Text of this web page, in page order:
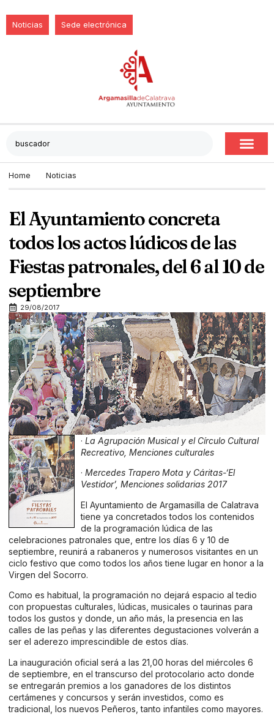
Noticias Sede electrónica
Home Noticias
El Ayuntamiento concreta
todos los actos lúdicos de las
Fiestas patronales, del 6 al 10 de
septiembre
29/08/2017
· La Agrupación Musical y el Círculo Cultural
Recreativo, Menciones culturales
· Mercedes Trapero Mota y Cáritas-‘El
Vestidor’, Menciones solidarias 2017
El Ayuntamiento de Argamasilla de Calatrava
tiene ya concretados todos los contenidos
de la programación lúdica de las
celebraciones patronales que, entre los días 6 y 10 de
septiembre, reunirá a rabaneros y numerosos visitantes en un
ciclo festivo que como todos los años tiene lugar en honor a la
Virgen del Socorro.
Como es habitual, la programación no dejará espacio al tedio
con propuestas culturales, lúdicas, musicales o taurinas para
todos los gustos y donde, un año más, la presencia en las
calles de las peñas y las diferentes degustaciones volverán a
ser el aderezo imprescindible de estos días.
La inauguración oficial será a las 21,00 horas del miércoles 6
de septiembre, en el transcurso del protocolario acto donde
se entregarán premios a los ganadores de los distintos
certámenes y concursos y serán investidos, como es
tradicional, los nuevos Peñeros, tanto infantiles como mayores.